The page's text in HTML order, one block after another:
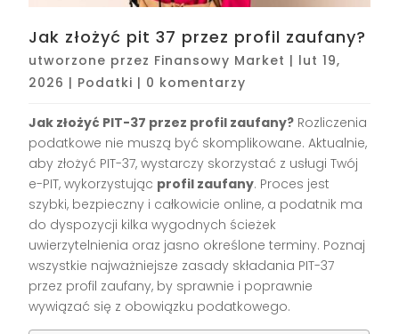
Jak złożyć pit 37 przez profil zaufany?
utworzone przez Finansowy Market | lut 19,
2026 | Podatki | 0 komentarzy
Jak złożyć PIT-37 przez profil zaufany? Rozliczenia
podatkowe nie muszą być skomplikowane. Aktualnie,
aby złożyć PIT-37, wystarczy skorzystać z usługi Twój
e-PIT, wykorzystując profil zaufany. Proces jest
szybki, bezpieczny i całkowicie online, a podatnik ma
do dyspozycji kilka wygodnych ścieżek
uwierzytelnienia oraz jasno określone terminy. Poznaj
wszystkie najważniejsze zasady składania PIT-37
przez profil zaufany, by sprawnie i poprawnie
wywiązać się z obowiązku podatkowego.